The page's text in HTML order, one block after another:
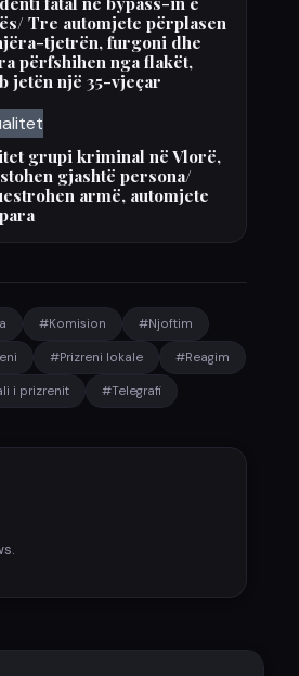
Tre automjete përplasen
tjetrën, furgoni dhe
përfshihen nga flakët,
jetën një 35-vjeçar
grupi kriminal në Vlorë,
gjashtë persona/
armë, automjete
#Komision #Njoftim
#Prizreni lokale #Reagim
i prizrenit #Telegrafi